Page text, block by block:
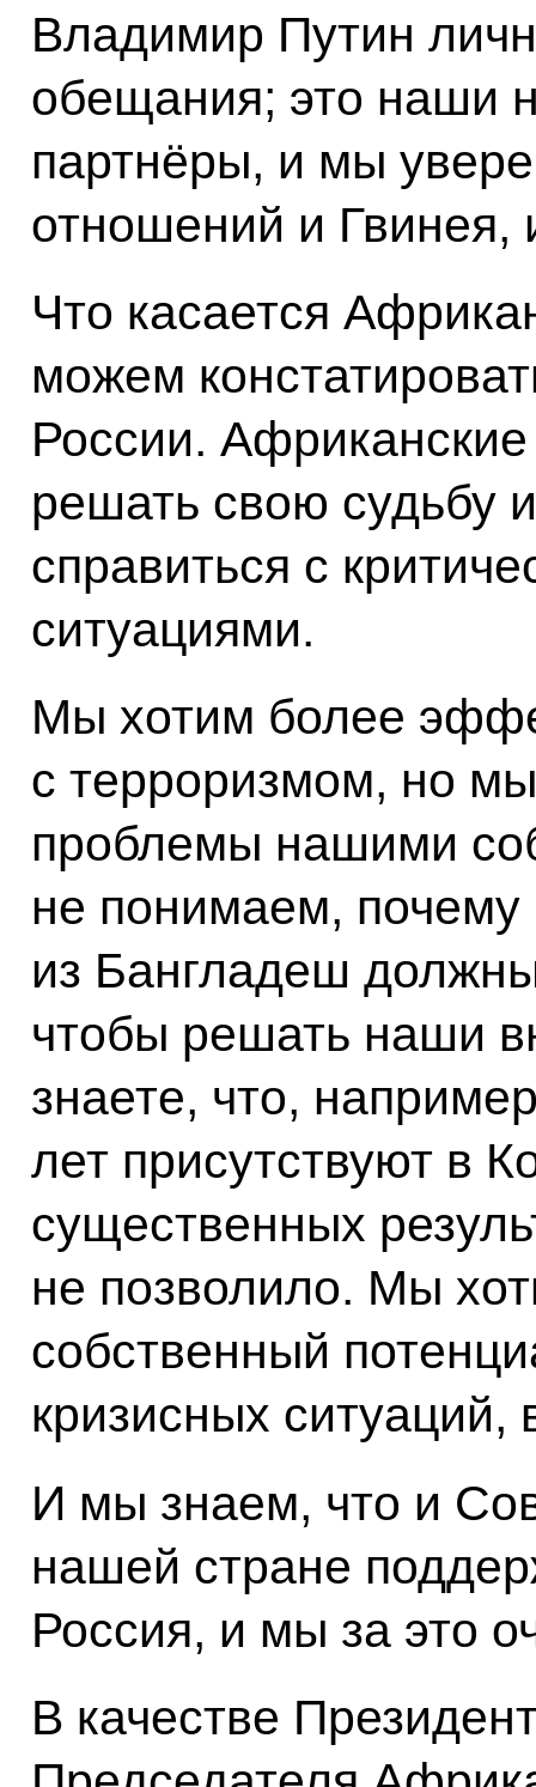
Владимир Путин
обещания; это наши
партнёры, и мы
отношений и Гвинея,
Что касается
можем
России.
решать свою судьбу
справиться с
ситуациями.
Мы хотим более
с терроризмом, но
проблемы нашими
не понимаем,
из Бангладеш
чтобы решать наши
знаете, что,
лет присутствуют в
существенных
не позволило. Мы
собственный
кризисных
И мы знаем, что и
нашей стране
Россия, и мы за это
В качестве